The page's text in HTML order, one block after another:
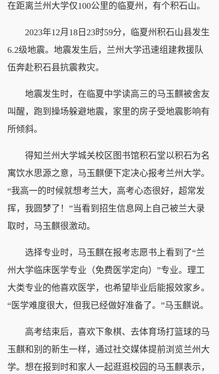
在距离兰州大学仅100公里的临夏州，有个积石山。
2023年12月18日23时59分，临夏州积石山县发生
6.2级地震。地震发生后，兰州大学迅速组建救援队
伍奔赴积石县抗震救灾。
地震发生时，在临夏中学读高三的马玉麒被舍友
叫醒，跑到操场躲避地震，家里的房子受地震影响有
所倾斜。
得知兰州大学城关校区图书馆积石堂以积石为名
寓饮水思源之意，马玉麒便下定决心报考兰州大学。
“我高一的时候就想考兰大，高考心态很好，超常发
挥，我圆梦了！”当看到招生信息网上自己被兰大录
取时，马玉麒很激动。
选择专业时，马玉麒在报考志愿书上看到了“兰
州大学临床医学专业（免费医学定向）”专业。理工
大类专业的他喜欢医学，也希望毕业后能报效家乡。
“医学难度很大，但我已经做好准备了。”马玉麒说。
高考结束后，喜欢下象棋、去体育场打篮球的马
玉麒和别的新生一样，通过社交媒体提前浏览兰州大
学。想在报到时和家人一起逛逛校园的马玉麒表示，